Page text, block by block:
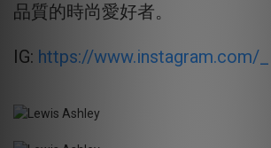
品質的時尚愛好者。
IG: https://www.instagram.com/